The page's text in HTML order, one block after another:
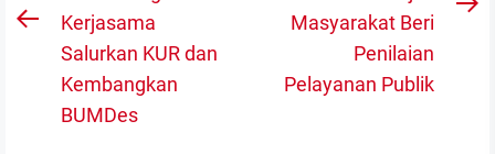
Previous
Kerjasama
Salurkan KUR dan
Kembangkan
BUMDes
Masyarakat Beri
Penilaian
Pelayanan Publik